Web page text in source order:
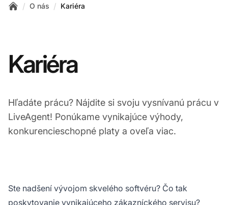
/ O nás / Kariéra
Kariéra
Hľadáte prácu? Nájdite si svoju vysnívanú prácu v
LiveAgent! Ponúkame vynikajúce výhody,
konkurencieschopné platy a oveľa viac.
Ste nadšení vývojom skvelého softvéru? Čo tak
poskytovanie vynikajúceho zákazníckého servisu?